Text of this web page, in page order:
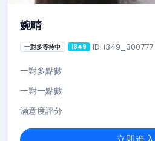
婉晴
一對多等待中 i349 ID: i349_300777
一對多點數
一對一點數
滿意度評分